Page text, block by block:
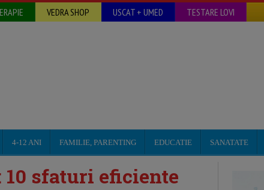
VEDRA SHOP USCAT + UMED TESTARE LOVI
4-12 ANI FAMILIE, PARENTING EDUCATIE SANATATE
sfaturi eficiente